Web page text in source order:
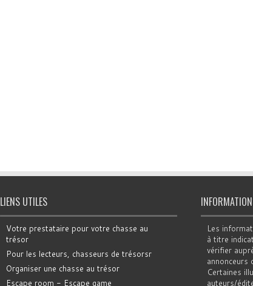
LIENS UTILES
Votre prestataire pour votre chasse au
trésor
Pour les lecteurs, chasseurs de trésorsr
Organiser une chasse au trésor
Escape room - Escape game
Les
à titre
vérifier
annonceurs
Certaines
auteurs/